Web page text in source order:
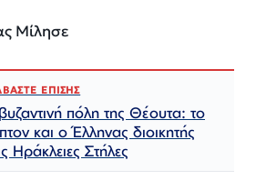
Μίλησε
ΕΠΙΣΗΣ
πόλη της Θέουτα: το
και ο Έλληνας διοικητής
Ηράκλειες Στήλες